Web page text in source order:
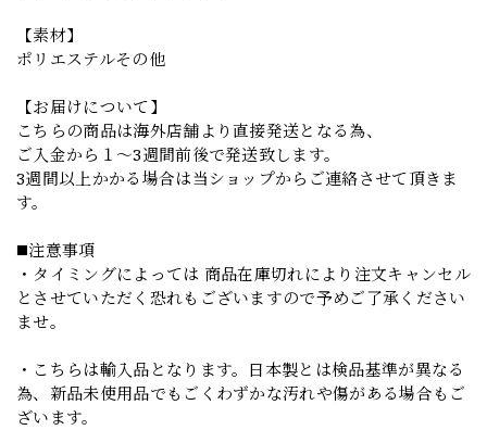
【素材】
ポリエステルその他
【お届けについて】
こちらの商品は海外店舗より直接発送となる為、
ご入金から１～3週間前後で発送致します。
3週間以上かかる場合は当ショップからご連絡させて頂きま
す。
◼️注意事項
・タイミングによっては 商品在庫切れにより注文キャンセル
とさせていただく恐れもございますので予めご了承ください
ませ。
・こちらは輸入品となります。日本製とは検品基準が異なる
為、新品未使用品でもごくわずかな汚れや傷がある場合もご
ざいます。